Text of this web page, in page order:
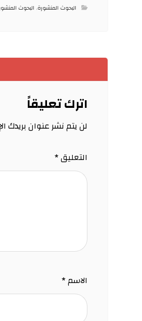
البحوث المنشورة, البحوث
اترك تعليقاً
لن يتم نشر عنوان بريدك
التعليق*
الاسم*